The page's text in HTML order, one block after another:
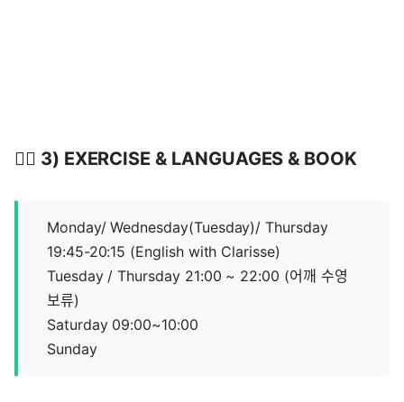
🤸‍♀️ 3) EXERCISE & LANGUAGES & BOOK
Monday/ Wednesday(Tuesday)/ Thursday
19:45-20:15 (English with Clarisse)
Tuesday / Thursday 21:00 ~ 22:00 (어깨 수영
보류)
Saturday 09:00~10:00
Sunday